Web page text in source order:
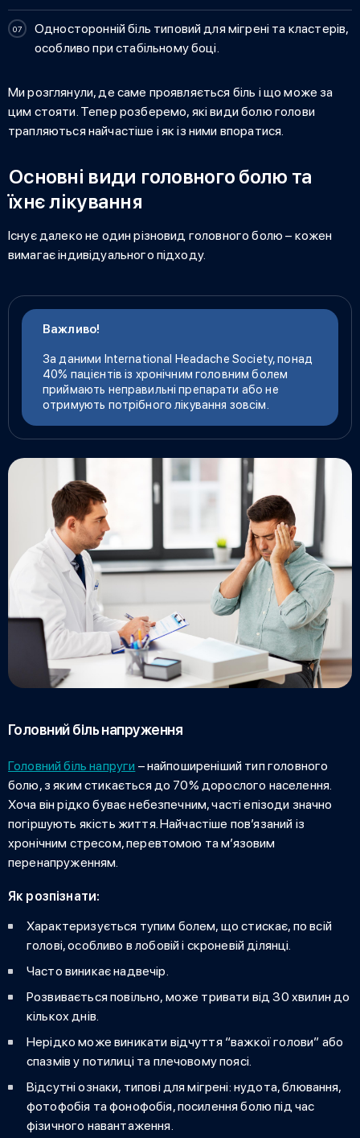
Односторонній біль типовий для мігрені та кластерів,
особливо при стабільному боці.
Ми розглянули, де саме проявляється біль і що може за
цим стояти. Тепер розберемо, яківиди болю голови
трапляються найчастіше і як із ними впоратися.
Основні види головного болю та
їхнє лікування
Існує далеко не одинрізновид головного болю – кожен
вимагає індивідуального підходу.
Важливо!
За даними International Headache Society, понад
40% пацієнтів із хронічним головним болем
приймають неправильні препарати або не
отримують потрібного лікування зовсім.
Головний біль напруження
Головний біль напруги – найпоширеніший тип головного
болю, з яким стикається до 70% дорослого населення.
Хоча він рідко буває небезпечним, часті епізоди значно
погіршують якість життя. Найчастіше пов’язаний із
хронічним стресом, перевтомою та м’язовим
перенапруженням.
Як розпізнати:
Характеризується тупим болем, що стискає, по всій
голові, особливо в лобовій і скроневій ділянці.
Часто виникає надвечір.
Розвивається повільно, може тривати від 30 хвилин до
кількох днів.
Нерідко може виникати відчуття “важкої голови” або
спазмів у потилиці та плечовому поясі.
Відсутні ознаки, типові для мігрені: нудота, блювання,
фотофобія та фонофобія, посилення болю під час
фізичного навантаження.